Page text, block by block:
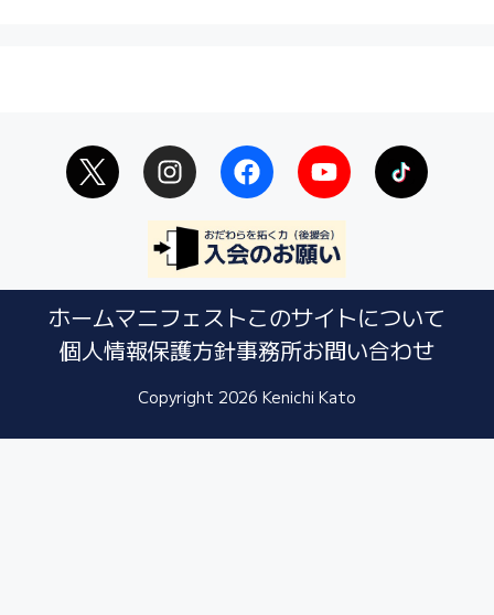
ホームマニフェストこのサイトについて
個人情報保護方針事務所お問い合わせ
Copyright 2026 Kenichi Kato